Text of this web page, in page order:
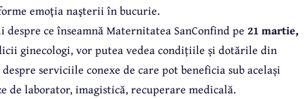
emoţia naşterii în bucurie.
ce înseamnă Maternitatea SanConfind pe 21 martie,
ginecologi, vor putea vedea condițiile și dotările din
serviciile conexe de care pot beneficia sub același
de laborator, imagistică, recuperare medicală.